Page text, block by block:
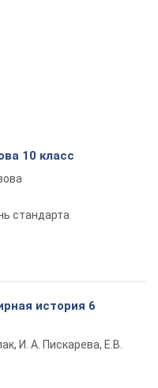
10 класс
стандарта
история 6
И. А. Пискарева, Е.В.